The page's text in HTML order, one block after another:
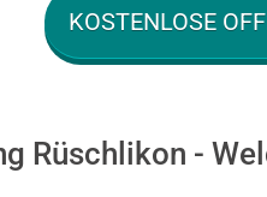
KOSTENLOSE
Rüschlikon -